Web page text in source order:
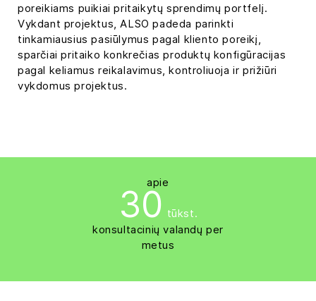
poreikiams puikiai pritaikytų sprendimų portfelį.
Vykdant projektus, ALSO padeda parinkti
tinkamiausius pasiūlymus pagal kliento poreikį,
sparčiai pritaiko konkrečias produktų konfigūracijas
pagal keliamus reikalavimus, kontroliuoja ir prižiūri
vykdomus projektus.
apie
30 tūkst.
konsultacinių valandų per
metus